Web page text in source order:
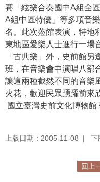
索
認
識
我
們
便
民
服
賽「絃樂合奏國中A組全
A組中區特優」等多項音
名。此次蒞館表演，特地
東地區愛樂人士進行一場
「古典樂」外，史前館
班，在音樂會中演唱八部
讓這兩種截然不同的音樂
火花，歡迎民眾踴躍前來
國立臺灣史前文化博物館
上版日期：2005-11-08 下
回上